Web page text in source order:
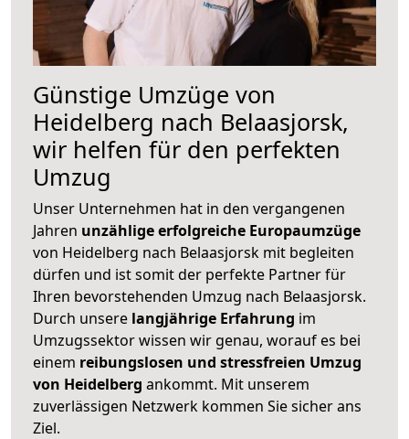
Günstige Umzüge von
Heidelberg nach Belaasjorsk,
wir helfen für den perfekten
Umzug
Unser Unternehmen hat in den vergangenen
Jahren unzählige erfolgreiche Europaumzüge
von Heidelberg nach Belaasjorsk mit begleiten
dürfen und ist somit der perfekte Partner für
Ihren bevorstehenden Umzug nach Belaasjorsk.
Durch unsere langjährige Erfahrung im
Umzugssektor wissen wir genau, worauf es bei
einem reibungslosen und stressfreien Umzug
von Heidelberg ankommt. Mit unserem
zuverlässigen Netzwerk kommen Sie sicher ans
Ziel.